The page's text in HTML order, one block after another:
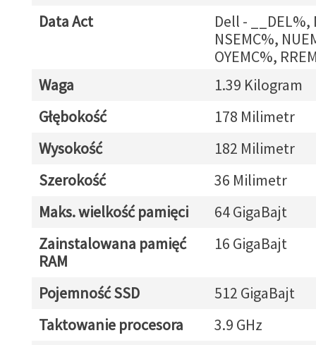
Data Act
Dell - __DEL%,
NSEMC%,
OYEMC%,
Waga
1.39 Kilogram
Głębokość
178 Milimetr
Wysokość
182 Milimetr
Szerokość
36 Milimetr
Maks. wielkość pamięci
64 GigaBajt
Zainstalowana pamięć
RAM
16 GigaBajt
Pojemność SSD
512 GigaBajt
Taktowanie procesora
3.9 GHz